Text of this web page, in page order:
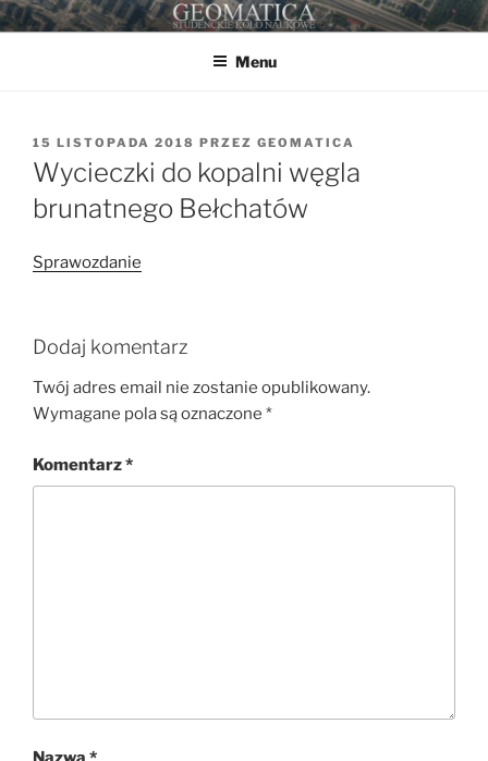
Przejdź
do
GEOMATICA
STUDENCKIE KOŁO NAUKOWE
Menu
OPUBLIKOWANE
W
15 LISTOPADA 2018 PRZEZ GEOMATICA
Wycieczki do kopalni węgla
brunatnego Bełchatów
Sprawozdanie
Dodaj komentarz
Twój adres email nie zostanie opublikowany.
Wymagane pola są oznaczone *
Komentarz*